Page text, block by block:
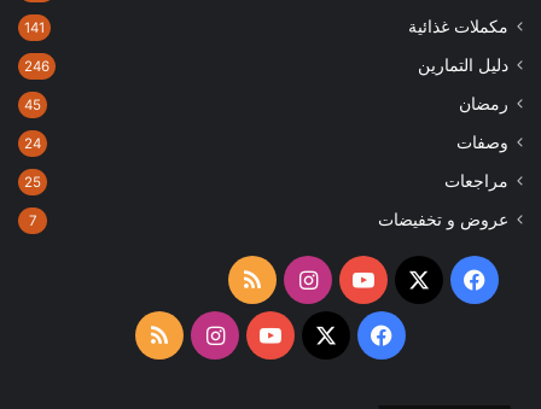
مكملات غذائية 141
دليل التمارين 246
رمضان 45
وصفات 24
مراجعات 25
عروض و تخفيضات 7
فيسبوك
‫X
‫YouTubeانستقرامملخص
الموقع
فيسبوك
‫X
‫YouTubeانستقرامملخص